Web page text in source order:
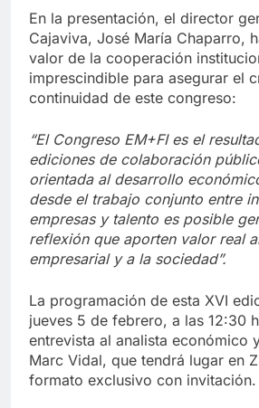
En la presentación, el director
Cajaviva, José María Chaparro,
valor de la cooperación
imprescindible para asegurar el
continuidad de este congreso:
“El Congreso EM+FI es el
ediciones de colaboración
orientada al desarrollo
desde el trabajo conjunto entre
empresas y talento es posible
reflexión que aporten valor real
empresarial y a la sociedad”.
La programación de esta XVI
jueves 5 de febrero, a las 12:30
entrevista al analista económico
Marc Vidal, que tendrá lugar en
formato exclusivo con invitación.